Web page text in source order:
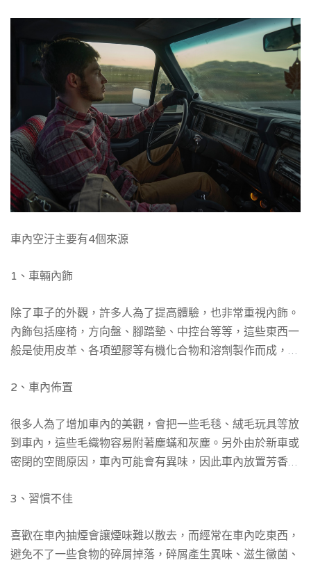
車內空汙主要有4個來源
1、車輛內飾
除了車子的外觀，許多人為了提高體驗，也非常重視內飾。
內飾包括座椅，方向盤、腳踏墊、中控台等等，這些東西一
般是使用皮革、各項塑膠等有機化合物和溶劑製作而成，其
暴曬後還會增加揮發性有毒物質的濃度。
2、車內佈置
很多人為了增加車內的美觀，會把一些毛毯、絨毛玩具等放
到車內，這些毛織物容易附著塵蟎和灰塵。另外由於新車或
密閉的空間原因，車內可能會有異味，因此車內放置芳香劑
毒物質。
3、習慣不佳
喜歡在車內抽煙會讓煙味難以散去，而經常在車內吃東西，
避免不了一些食物的碎屑掉落，碎屑產生異味、滋生黴菌、